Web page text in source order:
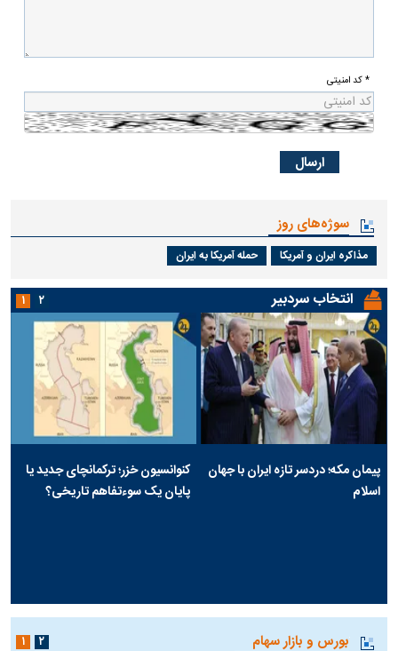
* کد امنیتی
سوژه‌های روز
مذاکره ایران و آمریکا حمله آمریکا به ایران
انتخاب سردبیر
پیمان مکه؛ دردسر تازه ایران با جهان
اسلام
کنوانسیون خزر؛ ترکمانچای جدید یا
پایان یک سوءتفاهم تاریخی؟
۱ ۲
بورس و بازار سهام ۱ ۲